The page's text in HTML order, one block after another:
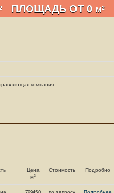
ПЛОЩАДЬ ОТ 0 М2
компания
Цена
м2
Стоимость Подробно